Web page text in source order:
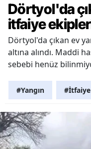
Dörtyol'da
itfaiye
Dörtyol'da çıkan ev
altına alındı. Maddi
sebebi henüz
#Yangın #İtfaiye